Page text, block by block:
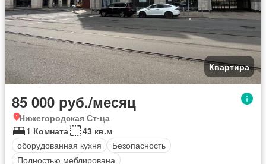
Квартира
85 000 руб./месяц
Нижегородская Ст-ца
1 Комната
43 кв.м
оборудованная кухня
Безопасность
Полностью меблирована